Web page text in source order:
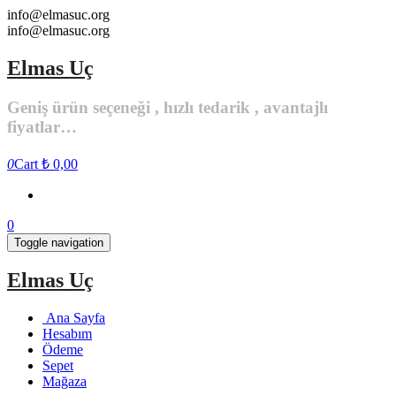
Skip
to
content
info@elmasuc.org
info@elmasuc.org
Elmas Uç
Geniş ürün seçeneği , hızlı tedarik , avantajlı
fiyatlar…
0Cart ₺ 0,00
0
Toggle navigation
Elmas Uç
Ana Sayfa
Hesabım
Ödeme
Sepet
Mağaza